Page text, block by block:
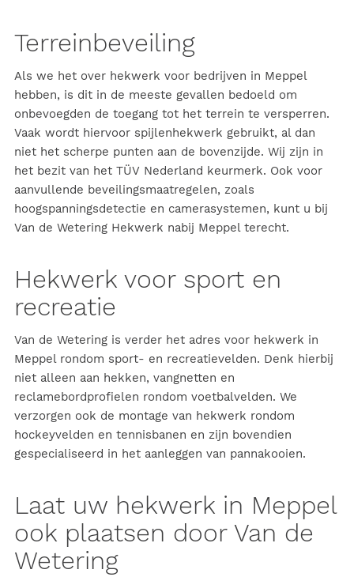
Terreinbeveiling
Als we het over hekwerk voor bedrijven in Meppel
hebben, is dit in de meeste gevallen bedoeld om
onbevoegden de toegang tot het terrein te versperren.
Vaak wordt hiervoor spijlenhekwerk gebruikt, al dan
niet het scherpe punten aan de bovenzijde. Wij zijn in
het bezit van het TÜV Nederland keurmerk. Ook voor
aanvullende beveilingsmaatregelen, zoals
hoogspanningsdetectie en camerasystemen, kunt u bij
Van de Wetering Hekwerk nabij Meppel terecht.
Hekwerk voor sport en
recreatie
Van de Wetering is verder het adres voor hekwerk in
Meppel rondom sport- en recreatievelden. Denk hierbij
niet alleen aan hekken, vangnetten en
reclamebordprofielen rondom voetbalvelden. We
verzorgen ook de montage van hekwerk rondom
hockeyvelden en tennisbanen en zijn bovendien
gespecialiseerd in het aanleggen van pannakooien.
Laat uw hekwerk in Meppel
ook plaatsen door Van de
Wetering